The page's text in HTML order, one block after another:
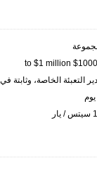
$100000 to
التعبئة الخاصة، وثابتة